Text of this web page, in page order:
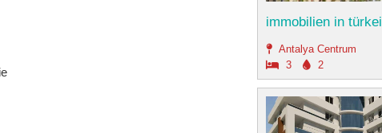
immobilien in türkei
Antalya Centrum
3
2